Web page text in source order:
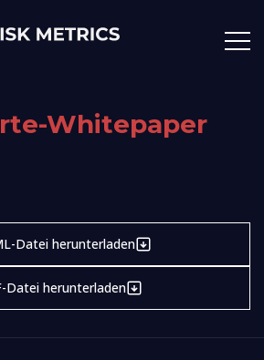
Whitepaper
Datei herunterladen
Datei herunterladen